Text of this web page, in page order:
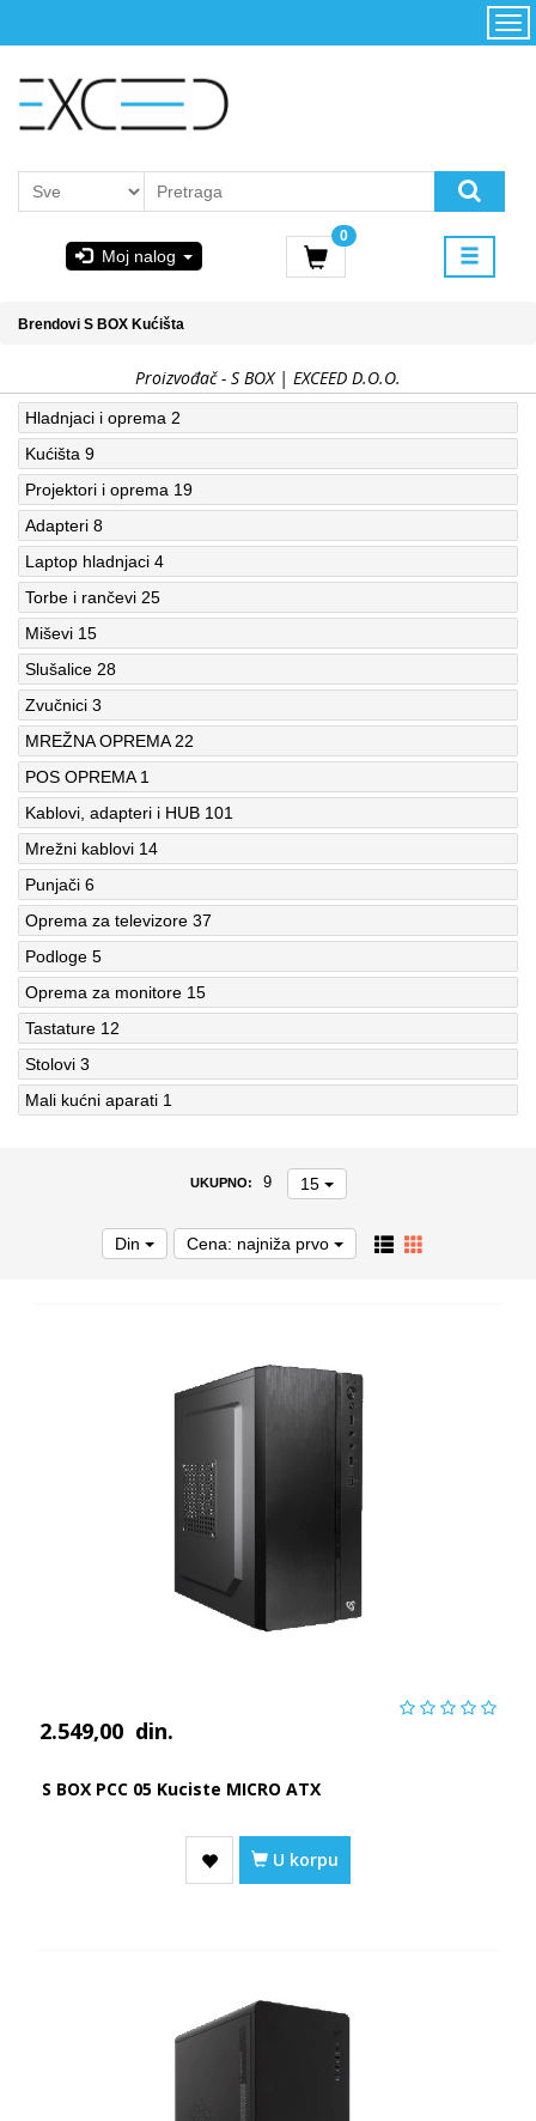
Moj nalog
0
Početna
korišćenja i
PoweredByAsus
Brendovi S BOX Kućišta
Proizvođač - S BOX | EXCEED D.O.O.
Hladnjaci i oprema 2
Kućišta 9
Projektori i oprema 19
Adapteri 8
Laptop hladnjaci 4
Torbe i rančevi 25
Miševi 15
Slušalice 28
Zvučnici 3
MREŽNA OPREMA 22
POS OPREMA 1
Kablovi, adapteri i HUB 101
Mrežni kablovi 14
Punjači 6
Oprema za televizore 37
Podloge 5
Oprema za monitore 15
Tastature 12
Stolovi 3
Mali kućni aparati 1
UKUPNO: 9 15
Din Cena: najniža prvo
2.549,00 din.
S BOX PCC 05 Kuciste MICRO ATX
U korpu